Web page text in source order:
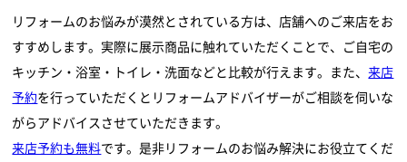
リフォームのお悩みが漠然とされている方は、店舗へのご来店をお
すすめします。実際に展示商品に触れていただくことで、ご自宅の
キッチン・浴室・トイレ・洗面などと比較が行えます。また、来店
予約を行っていただくとリフォームアドバイザーがご相談を伺いな
がらアドバイスさせていただきます。
来店予約も無料です。是非リフォームのお悩み解決にお役立てくだ